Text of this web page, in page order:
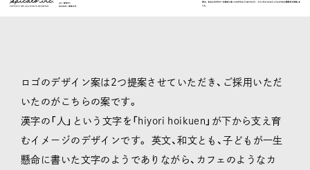
ロゴのデザイン案は2つ提案させていただき、ご採用いただ
いたのがこちらの案です。
漢字の「人」という文字を「hiyori hoikuen」が下から支え育
むイメージのデザインです。 英文、和文とも、子どもが一生
懸命に書いた文字のようでありながら、カフェのようなカ